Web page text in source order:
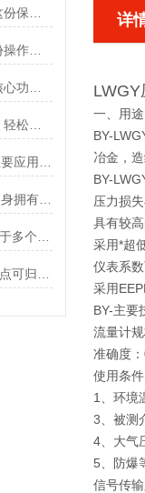
轴向双金属温度计怎么用？这份操作指南，新手也能快速拿捏！
金属管浮子流量计操作全攻略：轻松拿捏，精准掌控每一步！
Q144-FTZ三相功率因数表其自身拥有怎样的功能呢？
详
LWGY
一、用途
BY-
冶金，
BY-
压力损失
具有较
采用*超
仪表系
采用
BY-主要
流量计
准确度
使用条件
1、环
3、被测
4、大气
5、防爆
信号传